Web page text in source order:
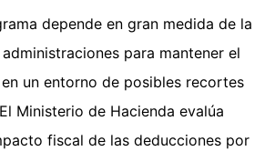
depende en gran medida de la
para mantener el
un entorno de posibles recortes
Ministerio de Hacienda evalúa
fiscal de las deducciones por